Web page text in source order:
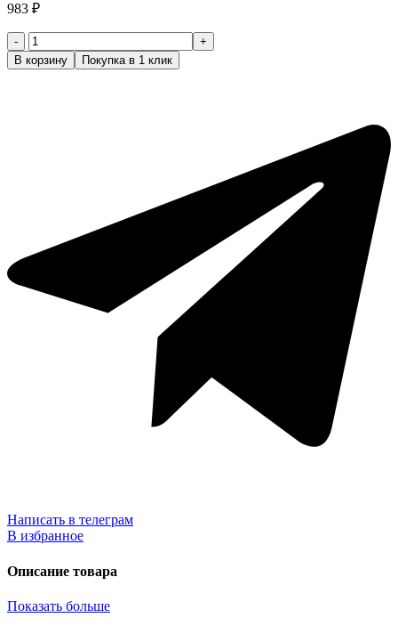
983 ₽
Количество
товара
jRL
В корзину Покупка в 1 клик
Написать в телеграм
В избранное
Описание товара
Показать больше